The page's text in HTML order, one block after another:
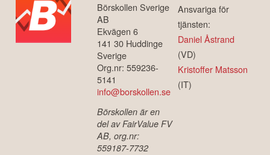
Börskollen Sverige
AB
Ekvägen 6
141 30 Huddinge
Sverige
Org.nr: 559236-
5141
info@borskollen.se
Börskollen är en
del av FairValue FV
AB, org.nr:
559187-7732
Ansvariga för
tjänsten:
Daniel Åstrand
(VD)
Kristoffer Matsson
(IT)